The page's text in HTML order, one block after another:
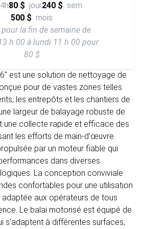
4h80 $ jour240 $ sem.
500 $ mois
la fin de semaine de
h 00 à lundi 11 h 00 pour
80 $
est une solution de nettoyage de
pour de vastes zones telles
les entrepôts et les chantiers de
largeur de balayage robuste de
une collecte rapide et efficace des
les efforts de main-d'œuvre.
par un moteur fiable qui
dans diverses
La conception conviviale
confortables pour une utilisation
adaptée aux opérateurs de tous
Le balai motorisé est équipé de
s'adaptent à différentes surfaces,